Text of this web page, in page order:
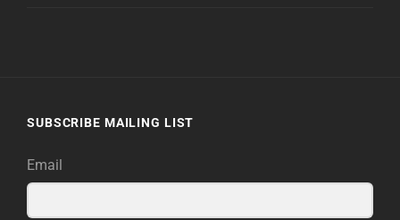
SUBSCRIBE MAILING LIST
Email